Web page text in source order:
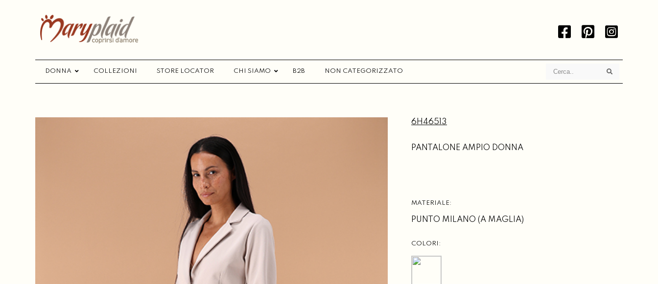
DONNA COLLEZIONI STORE LOCATOR CHI SIAMO B2B NON CATEGORIZZATO
6H46513
PANTALONE AMPIO DONNA
MATERIALE:
PUNTO MILANO (A MAGLIA)
COLORI: